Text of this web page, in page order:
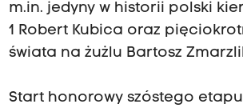
m.in. jedyny w historii polski
1 Robert Kubica oraz
świata na żużlu Bartosz
Start honorowy szóstego etapu